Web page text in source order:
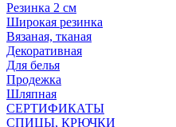
Резинка 2 см
Широкая резинка
Вязаная, тканая
Декоративная
Для белья
Продежка
Шляпная
СЕРТИФИКАТЫ
СПИЦЫ, КРЮЧКИ